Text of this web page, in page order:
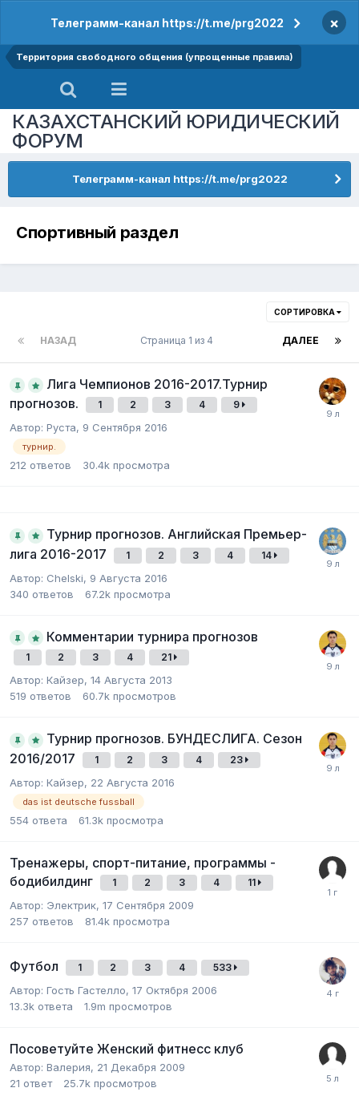
Телеграмм-канал https://t.me/prg2022 ×
Территория свободного общения (упрощенные правила)
КАЗАХСТАНСКИЙ ЮРИДИЧЕСКИЙ
ФОРУМ
Телеграмм-канал https://t.me/prg2022
Спортивный раздел
СОРТИРОВКА
НАЗАД ДАЛЕЕ
Страница 1 из 4
Лига Чемпионов 2016-2017.Турнир
прогнозов.
1 2 3 4 9
Автор: Pуcта, 9 Сентября 2016
турнир.
212 ответов 30.4k просмотра
Турнир прогнозов. Английская Премьер-
лига 2016-2017
1 2 3 4 14
Автор: Chelski, 9 Августа 2016
340 ответов 67.2k просмотра
Комментарии турнира прогнозов
1 2 3 4 21
Автор: Кайзер, 14 Августа 2013
519 ответов 60.7k просмотров
Турнир прогнозов. БУНДЕСЛИГА. Сезон
2016/2017
1 2 3 4 23
Автор: Кайзер, 22 Августа 2016
das ist deutsche fussball
554 ответа 61.3k просмотра
Тренажеры, спорт-питание, программы -
бодибилдинг
1 2 3 4 11
Автор: Электрик, 17 Сентября 2009
257 ответов 81.4k просмотра
Футбол 1 2 3 4 533
Автор: Гость Гастелло, 17 Октября 2006
13.3k ответа 1.9m просмотров
Посоветуйте Женский фитнесс клуб
Автор: Валерия, 21 Декабря 2009
21 ответ 25.7k просмотров